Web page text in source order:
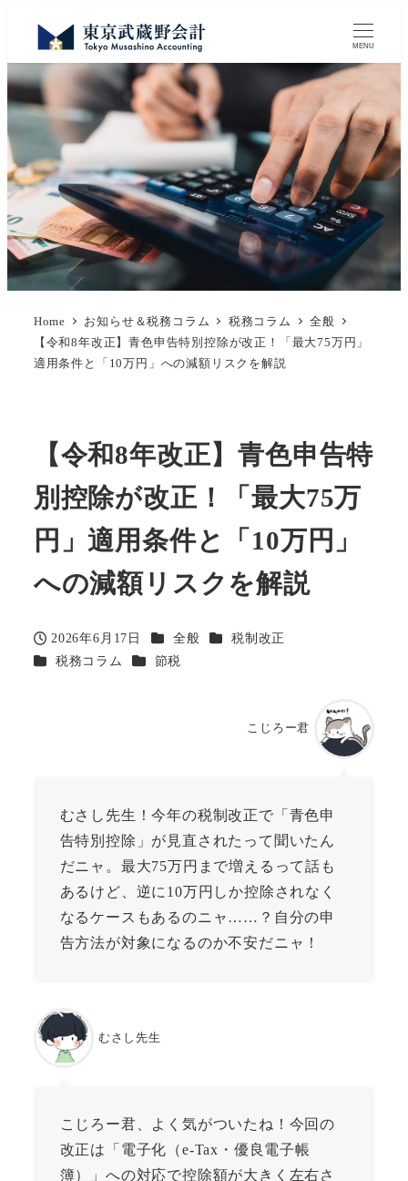
MENU
Home お知らせ＆税務コラム 税務コラム
全般
【令和8年改正】青色申告特別控除が改正！「最大75万円」
適用条件と「10万円」への減額リスクを解説
【令和8年改正】青色申告特
別控除が改正！「最大75万
円」適用条件と「10万円」
への減額リスクを解説
投稿日
2026年6月17日 カテゴリー
全般 カテゴリー
税制改正
カテゴリー
税務コラム カテゴリー
節税
こじろー君
むさし先生！今年の税制改正で「青色申
告特別控除」が見直されたって聞いたん
だニャ。最大75万円まで増えるって話も
あるけど、逆に10万円しか控除されなく
なるケースもあるのニャ……？自分の申
告方法が対象になるのか不安だニャ！
むさし先生
こじろー君、よく気がついたね！今回の
改正は「電子化（e-Tax・優良電子帳
簿）」への対応で控除額が大きく左右さ